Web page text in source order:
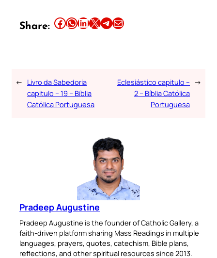
Share: Share this article on Facebook Share this article on WhatsApp Share this article on LinkedIn Share this article on X Share this article on TelegramEmail this Article
← Livro da Sabedoria
capitulo – 19 – Bíblia
Católica Portuguesa
Eclesiástico capitulo –
2 – Bíblia Católica
Portuguesa
→
Pradeep Augustine
Pradeep Augustine is the founder of Catholic Gallery, a
faith-driven platform sharing Mass Readings in multiple
languages, prayers, quotes, catechism, Bible plans,
reflections, and other spiritual resources since 2013.